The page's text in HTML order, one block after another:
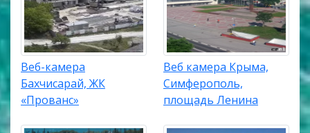
Веб-камера
Бахчисарай, ЖК
«Прованс»
Веб камера Крыма,
Симферополь,
площадь Ленина